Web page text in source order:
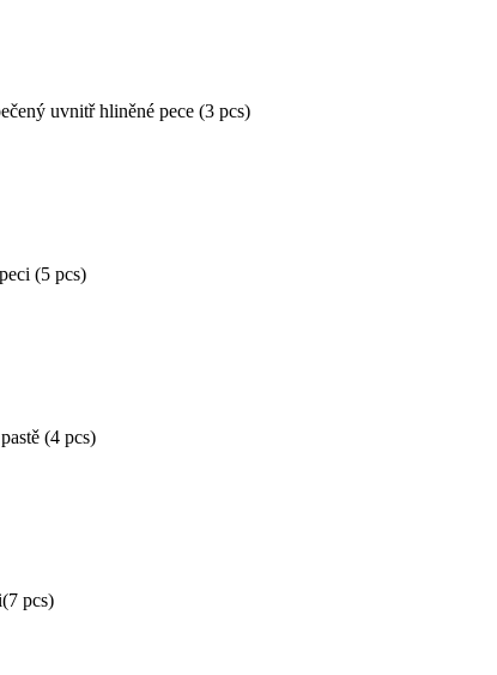
uvnitř hliněné pece (3 pcs)
(5 pcs)
(4 pcs)
pcs)